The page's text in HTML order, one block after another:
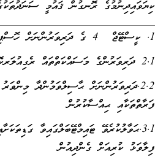
ކިޔަވައިދިނުމުގެ ރޮނގުން ޤައުމީ ސަނަދުތަކުގެ
1. ކީސްޓޭޖް 4 ގެ ދަރިވަރުންނަށް ހޮސްޕިޓަލިޓީ މާއްދާ ސިލަބަހާއި އެއްގޮތަށް އުނގަންނައިދިނުން
2.1 ދަރިވަރުންގެ މަސައްކަތްތައް ރެގިއުލަރކޮށް ޗެކްކުރުމާއި ބިނާކުރަނިވި ފީޑްބެކް ދިނުން
2.2.ދަރިވަރުންނަށް ޙާސިލްވަމުންދާ
ފަރާތްތަކާއި ޙިއްސާކުރުން
3.1.ޙަވާލުކުރެވޭ ޓައިމްޓޭބަލްގައިވާ
ފިލާވަޅު ކުރިއަށް ގެންދިއުން